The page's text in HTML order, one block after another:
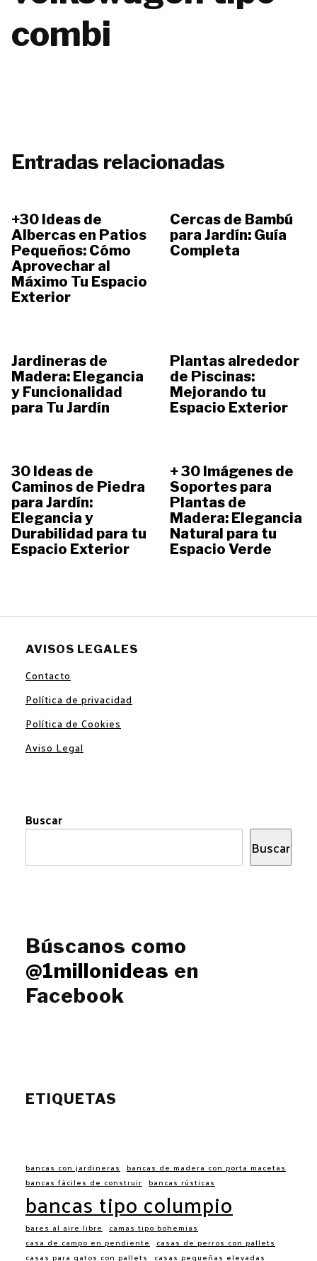
combi
Entradas relacionadas
+30 Ideas de
Albercas en Patios
Pequeños: Cómo
Aprovechar al
Máximo Tu Espacio
Exterior
Cercas de Bambú
para Jardín: Guía
Completa
Jardineras de
Madera: Elegancia
y Funcionalidad
para Tu Jardín
Plantas alrededor
de Piscinas:
Mejorando tu
Espacio Exterior
30 Ideas de
Caminos de Piedra
para Jardín:
Elegancia y
Durabilidad para tu
Espacio Exterior
+ 30 Imágenes de
Soportes para
Plantas de
Madera: Elegancia
Natural para tu
Espacio Verde
AVISOS LEGALES
Contacto
Política de privacidad
Política de Cookies
Aviso Legal
Buscar
Buscar
Búscanos como
@1millonideas en
Facebook
ETIQUETAS
bancas con jardineras bancas de madera con porta macetas
bancas fáciles de construir bancas rústicas
bancas tipo columpio
bares al aire libre
camas tipo bohemias
casa de campo en pendiente
casas de perros con pallets
casas para gatos con pallets
casas pequeñas elevadas